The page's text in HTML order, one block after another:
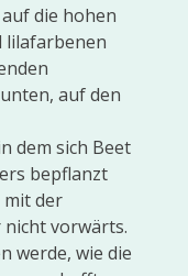
die hohen
lilafarbenen
auf den
dem sich Beet
bepflanzt
mit der
vorwärts.
werde, wie die